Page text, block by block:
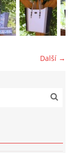
Další →